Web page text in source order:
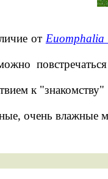
от Euomphalia
к
очень влажные